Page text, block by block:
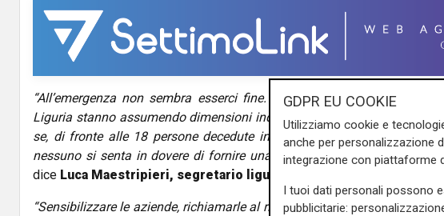
“All’emergenza non sembra esserci fine. I dati sugli infortuni mortali
Liguria stanno assumendo dimensioni indegne di un territorio civile. Ci
se, di fronte alle 18 persone decedute in 10 mesi e al dramma delle
nessuno si senta in dovere di fornire una soluzione a queste continue
dice Luca Maestripieri, segretario ligure della CISL
“Sensibilizzare le aziende, richiamarle al rispetto delle leggi sulla
GDPR EU COOKIE
Utilizziamo cookie e
anche per personalizzazione
integrazione con piattaforme
I tuoi dati personali possono
pubblicitarie: